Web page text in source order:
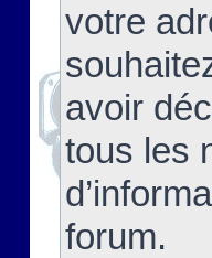
votre
avoir
tous les
forum.